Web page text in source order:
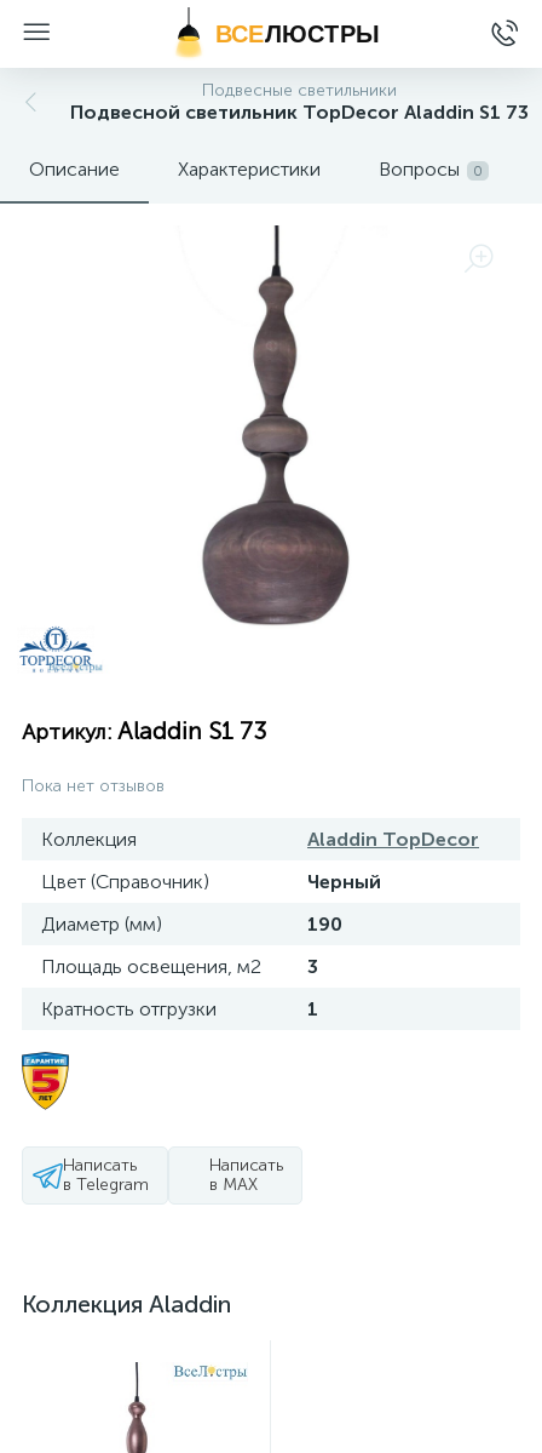
ВСЕЛЮСТРЫ
Подвесные светильники
Подвесной светильник TopDecor Aladdin S1 73
Описание Характеристики Вопросы 0
Артикул: Aladdin S1 73
Пока нет отзывов
Коллекция
Aladdin TopDecor
Цвет (Справочник)
Черный
Диаметр (мм)
190
Площадь освещения, м2
3
Кратность отгрузки
1
Написать
в Telegram
Написать
в MAX
Коллекция Aladdin